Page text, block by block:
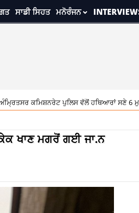
ਸਾਡੀ ਸਿਹਤ ਮਨੋਰੰਜਨ
ਪੁਲਿਸ ਵੱਲੋਂ ਹਥਿਆਰਾਂ ਸਣੇ 6 ਮੁਲਜ਼ਮ ਕਾਬੂ,
ਕੇਕ ਖਾਣ ਮਗਰੋਂ ਗਈ ਜਾ.ਨ